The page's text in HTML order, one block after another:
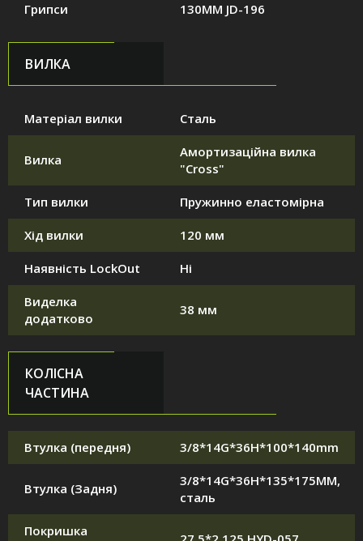
Грипси 130MM JD-196
ВИЛКА
Матеріал вилки Сталь
Вилка
Амортизаційна вилка
"Cross"
Тип вилки Пружинно еластомірна
Хід вилки 120 мм
Наявність LockOut Ні
Виделка
додатково
38 мм
КОЛІСНА
ЧАСТИНА
Втулка (передня) 3/8*14G*36H*100*140mm
Втулка (Задня)
3/8*14G*36H*135*175MM,
сталь
Покришка